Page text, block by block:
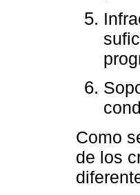
Como
de los